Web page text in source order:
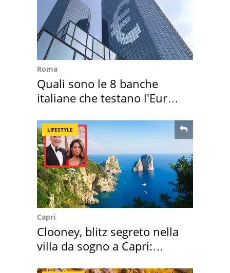
Roma
Quali sono le 8 banche
italiane che testano l'Euro
LIFESTYLE
Capri
Clooney, blitz segreto nella
villa da sogno a Capri: